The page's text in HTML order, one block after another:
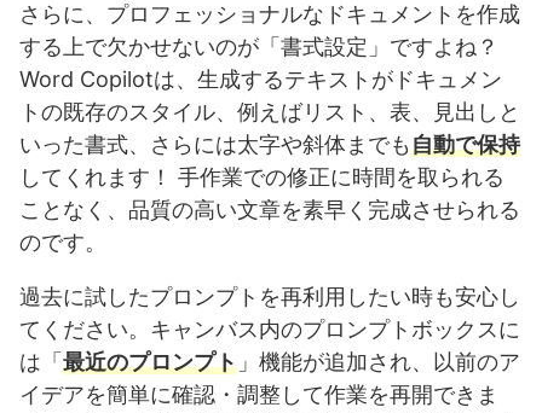
さらに、プロフェッショナルなドキュメントを作成
する上で欠かせないのが「書式設定」ですよね？
Word Copilotは、生成するテキストがドキュメン
トの既存のスタイル、例えばリスト、表、見出しと
いった書式、さらには太字や斜体までも自動で保持
してくれます！ 手作業での修正に時間を取られる
ことなく、品質の高い文章を素早く完成させられる
のです。
過去に試したプロンプトを再利用したい時も安心し
てください。キャンバス内のプロンプトボックスに
は「 最近のプロンプト 」機能が追加され、以前のア
イデアを簡単に確認・調整して作業を再開できま